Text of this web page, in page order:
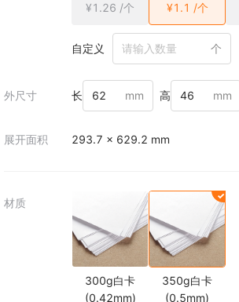
¥1.26 /个
¥1.1 /个
自定义 个
外尺寸 长 mm 高 mm
展开面积 293.7 × 629.2 mm
材质
300g白卡
(0.42mm)
350g白卡
(0.5mm)